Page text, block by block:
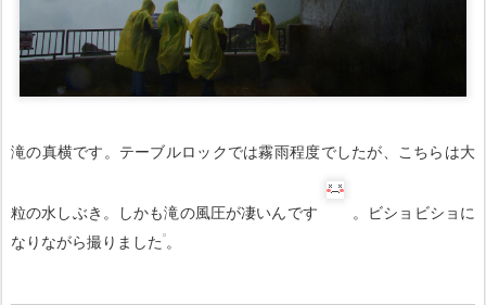
滝の真横です。テーブルロックでは霧雨程度でしたが、こちらは大
粒の水しぶき。しかも滝の風圧が凄いんです
。ビショビショに
なりながら撮りました 。